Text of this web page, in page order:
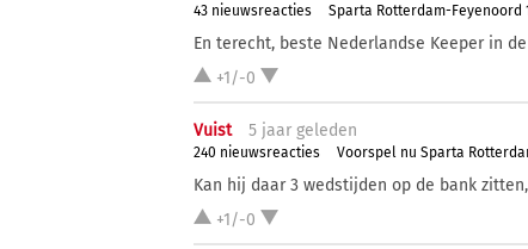
43 nieuwsreacties Sparta Rotterdam-Feyenoord
En terecht, beste Nederlandse Keeper in
+1/-0
Vuist 5 jaar geleden
240 nieuwsreacties Voorspel nu Sparta
Kan hij daar 3 wedstijden op de bank
+1/-0